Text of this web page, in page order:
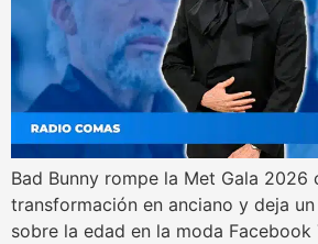
Bad Bunny rompe la Met Gala 2026
transformación en anciano y deja
sobre la edad en la moda